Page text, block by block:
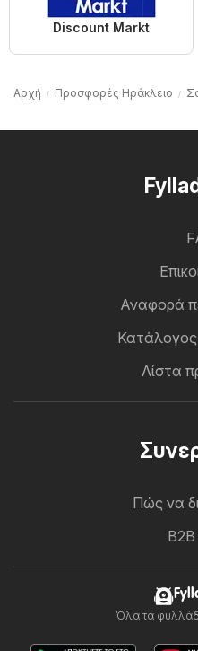
Discount Markt
Αρχή Προσφορές Ηράκλειο
Αναφορά
Λίστα
Πώς να
Όλα τα